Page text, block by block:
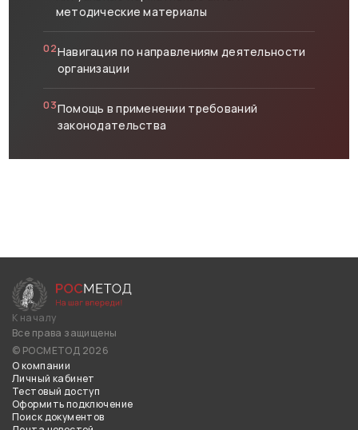
методические материалы
02Навигация по направлениям деятельности
организации
03Помощь в применении требований
законодательства
К началу
Все права защищены
© РОСМЕТОД 2026
О компании
Личный кабинет
Тестовый доступ
Оформить подключение
Поиск документов